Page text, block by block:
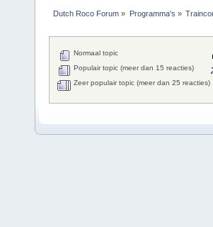
Dutch Roco Forum » Programma's »
Normaal topic
Populair topic (meer dan 15 reacties)
Zeer populair topic (meer dan 25 reacties)